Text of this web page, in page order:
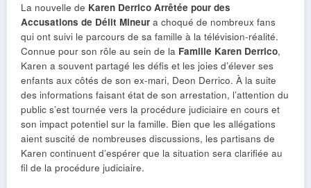
La nouvelle de Karen Derrico Arrêtée pour des
Accusations de Délit Mineur a choqué de nombreux fans
qui ont suivi le parcours de sa famille à la télévision-réalité.
Connue pour son rôle au sein de la Famille Karen Derrico,
Karen a souvent partagé les défis et les joies d’élever ses
enfants aux côtés de son ex-mari, Deon Derrico. À la suite
des informations faisant état de son arrestation, l’attention du
public s’est tournée vers la procédure judiciaire en cours et
son impact potentiel sur la famille. Bien que les allégations
aient suscité de nombreuses discussions, les partisans de
Karen continuent d’espérer que la situation sera clarifiée au
fil de la procédure judiciaire.